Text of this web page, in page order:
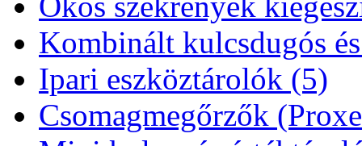
Kombinált kulcsdugós
Ipari eszköztárolók (5)
Csomagmegőrzők